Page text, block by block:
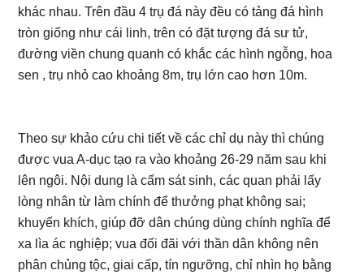
khác nhau. Trên đầu 4 trụ đá này đều có tảng đá hình
tròn giống như cái linh, trên có đặt tượng đá sư tử,
đường viền chung quanh có khắc các hình ngỗng, hoa
sen , trụ nhỏ cao khoảng 8m, trụ lớn cao hơn 10m.
Theo sự khảo cứu chi tiết về các chỉ dụ này thì chúng
được vua A-dục tạo ra vào khoảng 26-29 năm sau khi
lên ngôi. Nội dung là cấm sát sinh, các quan phải lấy
lòng nhân từ làm chính để thưởng phạt không sai;
khuyến khích, giúp đỡ dân chúng dùng chính nghĩa để
xa lìa ác nghiệp; vua đối đãi với thần dân không nên
phân chủng tộc, giai cấp, tín ngưỡng, chỉ nhìn họ bằng